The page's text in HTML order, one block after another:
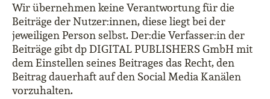
Wir übernehmen keine Verantwortung für die
Beiträge der Nutzer:innen, diese liegt bei der
jeweiligen Person selbst. Der:die Verfasser:in der
Beiträge gibt dp DIGITAL PUBLISHERS GmbH mit
dem Einstellen seines Beitrages das Recht, den
Beitrag dauerhaft auf den Social Media Kanälen
vorzuhalten.